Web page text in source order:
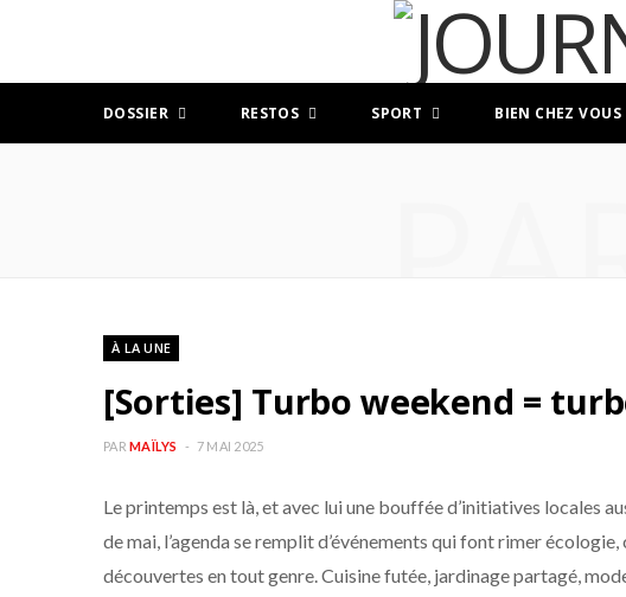
DOSSIER RESTOS SPORT BIEN CHEZ VOUS
À LA UNE
[Sorties] Turbo weekend =
PAR MAÏLYS 7 MAI 2025
Le printemps est là, et avec lui une bouffée d’initiatives locales
de mai, l’agenda se remplit d’événements qui font rimer
découvertes en tout genre. Cuisine futée, jardinage partagé,